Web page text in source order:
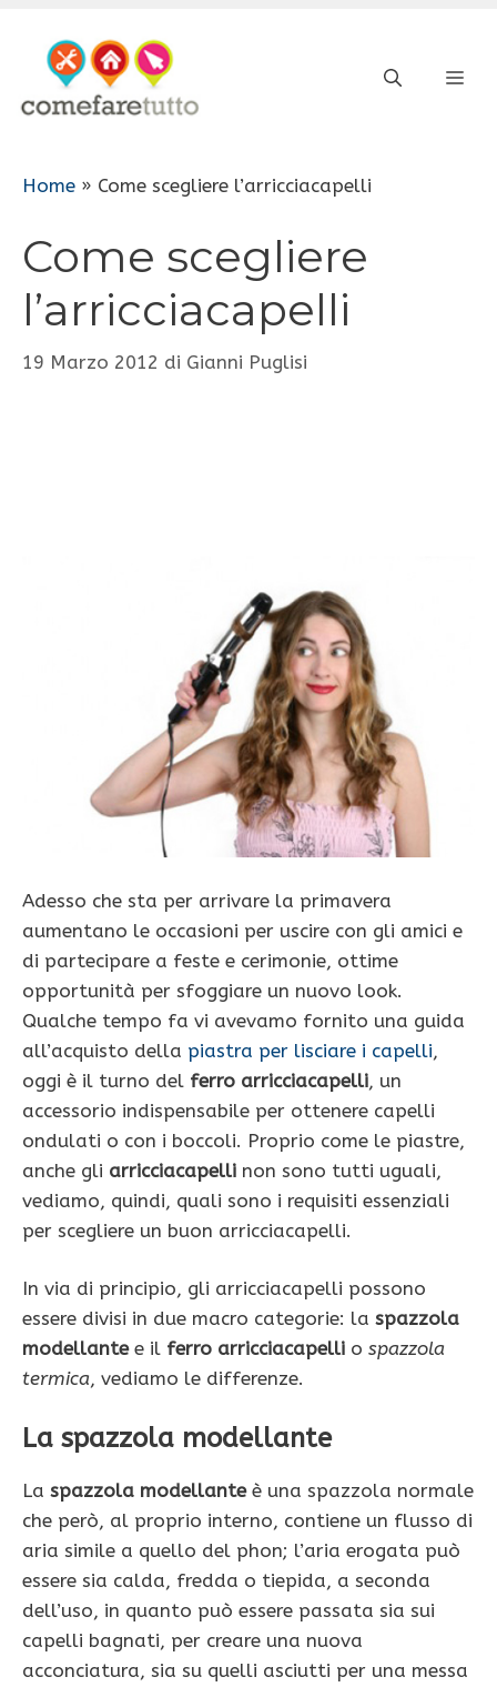
contenuto
Home » Come scegliere l’arricciacapelli
Come scegliere
l’arricciacapelli
19 Marzo 2012 di Gianni Puglisi
Adesso che sta per arrivare la primavera
aumentano le occasioni per uscire con gli amici e
di partecipare a feste e cerimonie, ottime
opportunità per sfoggiare un nuovo look.
Qualche tempo fa vi avevamo fornito una guida
all’acquisto della piastra per lisciare i capelli,
oggi è il turno del ferro arricciacapelli, un
accessorio indispensabile per ottenere capelli
ondulati o con i boccoli. Proprio come le piastre,
anche gli arricciacapelli non sono tutti uguali,
vediamo, quindi, quali sono i requisiti essenziali
per scegliere un buon arricciacapelli.
In via di principio, gli arricciacapelli possono
essere divisi in due macro categorie: la spazzola
modellantee il ferro arricciacapelli o spazzola
termica, vediamo le differenze.
La spazzola modellante
La spazzola modellanteè una spazzola normale
che però, al proprio interno, contiene un flusso di
aria simile a quello del phon; l’aria erogata può
essere sia calda, fredda o tiepida, a seconda
dell’uso, in quanto può essere passata sia sui
capelli bagnati, per creare una nuova
acconciatura, sia su quelli asciutti per una messa